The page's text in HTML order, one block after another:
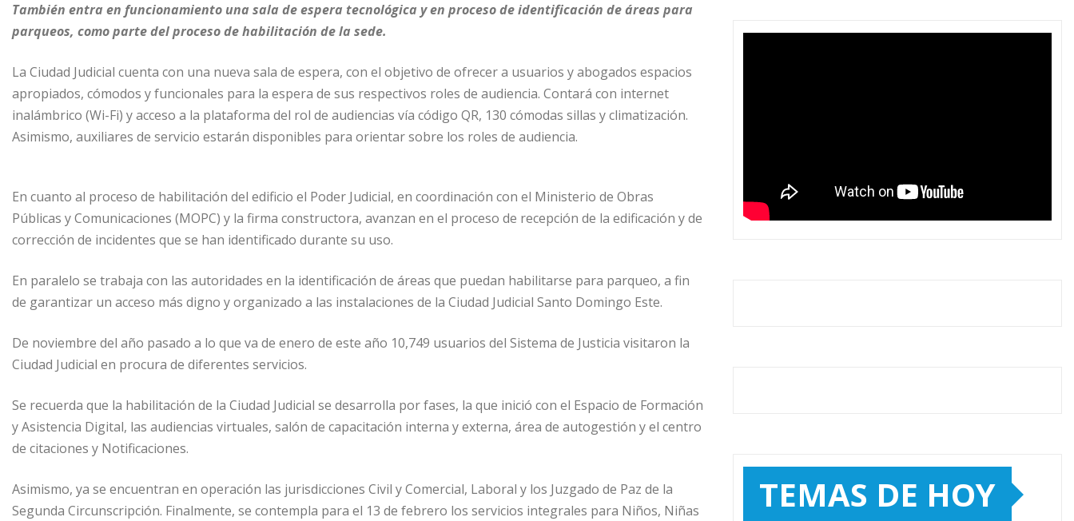
o
k
p e
r
r
También entra en funcionamiento una sala de espera tecnológica y en proceso de identificación de áreas para
parqueos, como parte del proceso de habilitación de la sede.
La Ciudad Judicial cuenta con una nueva sala de espera, con el objetivo de ofrecer a usuarios y abogados espacios
apropiados, cómodos y funcionales para la espera de sus respectivos roles de audiencia. Contará con internet
inalámbrico (Wi-Fi) y acceso a la plataforma del rol de audiencias vía código QR, 130 cómodas sillas y climatización.
Asimismo, auxiliares de servicio estarán disponibles para orientar sobre los roles de audiencia.
En cuanto al proceso de habilitación del edificio el Poder Judicial, en coordinación con el Ministerio de Obras
Públicas y Comunicaciones (MOPC) y la firma constructora, avanzan en el proceso de recepción de la edificación y de
corrección de incidentes que se han identificado durante su uso.
En paralelo se trabaja con las autoridades en la identificación de áreas que puedan habilitarse para parqueo, a fin
de garantizar un acceso más digno y organizado a las instalaciones de la Ciudad Judicial Santo Domingo Este.
De noviembre del año pasado a lo que va de enero de este año 10,749 usuarios del Sistema de Justicia visitaron la
Ciudad Judicial en procura de diferentes servicios.
Se recuerda que la habilitación de la Ciudad Judicial se desarrolla por fases, la que inició con el Espacio de Formación
y Asistencia Digital, las audiencias virtuales, salón de capacitación interna y externa, área de autogestión y el centro
de citaciones y Notificaciones.
Asimismo, ya se encuentran en operación las jurisdicciones Civil y Comercial, Laboral y los Juzgado de Paz de la
Segunda Circunscripción. Finalmente, se contempla para el 13 de febrero los servicios integrales para Niños, Niñas
TEMAS DE HOY